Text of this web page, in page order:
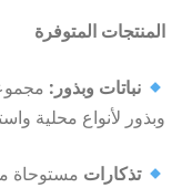
المنتجات المتوفرة
نباتات وبذور:
وبذور لأنواع محلیة
تذكارات مستوحاة